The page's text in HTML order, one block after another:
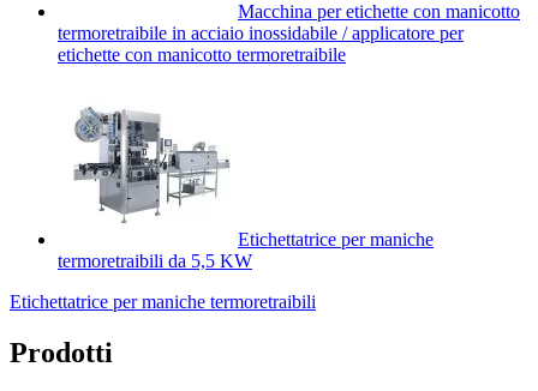
Macchina per etichette con manicotto
termoretraibile in acciaio inossidabile / applicatore per
etichette con manicotto termoretraibile
Etichettatrice per maniche
termoretraibili da 5,5 KW
Etichettatrice per maniche termoretraibili
Prodotti